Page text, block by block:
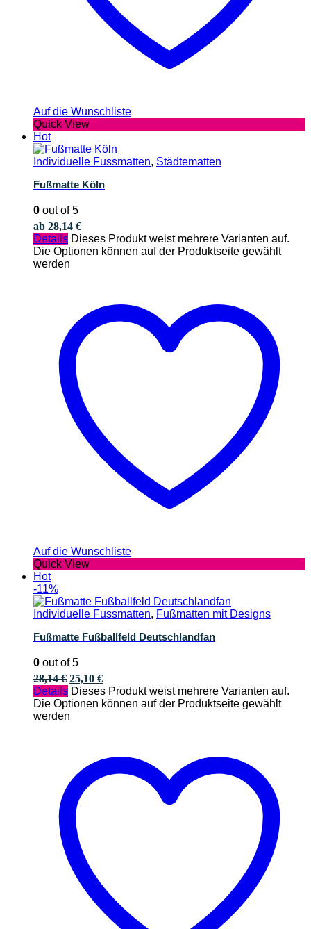
Auf die Wunschliste
Quick View
Hot
Individuelle Fussmatten, Städtematten
Fußmatte Köln
0 out of 5
ab 28,14 €
Details Dieses Produkt weist mehrere Varianten auf.
Die Optionen können auf der Produktseite gewählt
werden
Auf die Wunschliste
Quick View
Hot
-11%
Individuelle Fussmatten, Fußmatten mit Designs
Fußmatte Fußballfeld Deutschlandfan
0 out of 5
28,14€ 25,10 €
Details Dieses Produkt weist mehrere Varianten auf.
Die Optionen können auf der Produktseite gewählt
werden